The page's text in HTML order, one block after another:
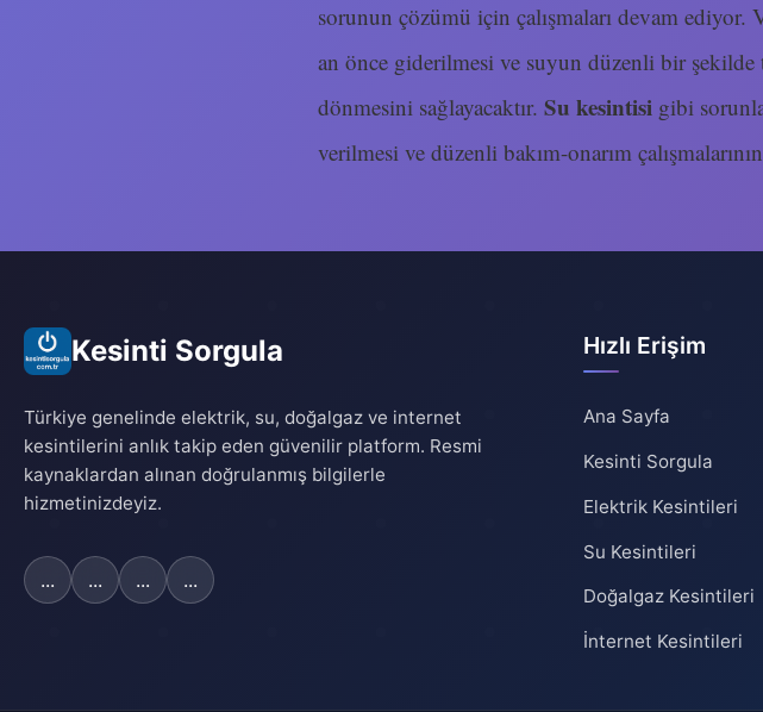
sorunun çözümü için çalışmaları devam
an önce giderilmesi ve suyun düzenli bir şekilde
dönmesini sağlayacaktır. Su kesintisi gibi
verilmesi ve düzenli bakım-onarım
Kesinti Sorgula
Türkiye genelinde elektrik, su, doğalgaz ve internet
kesintilerini anlık takip eden güvenilir platform. Resmi
kaynaklardan alınan doğrulanmış bilgilerle
hizmetinizdeyiz.
... ... ... ...
Hızlı Erişim
Ana Sayfa
Kesinti Sorgula
Elektrik Kesintileri
Su Kesintileri
Doğalgaz Kesintileri
İnternet Kesintileri